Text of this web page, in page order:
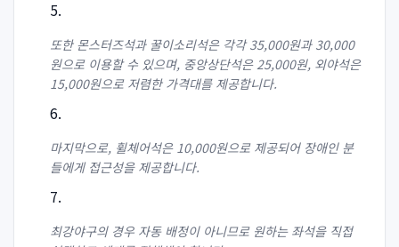
또한 몬스터즈석과 꿀이소리석은 각각 35,000원과 30,000
원으로 이용할 수 있으며, 중앙상단석은 25,000원, 외야석은
15,000원으로 저렴한 가격대를 제공합니다.
마지막으로, 휠체어석은 10,000원으로 제공되어 장애인 분
들에게 접근성을 제공합니다.
최강야구의 경우 자동 배정이 아니므로 원하는 좌석을 직접